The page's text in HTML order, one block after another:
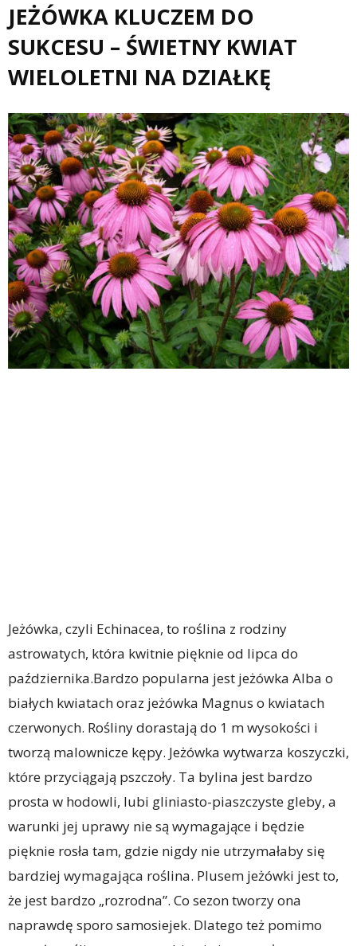
JEŻÓWKA KLUCZEM DO
SUKCESU – ŚWIETNY KWIAT
WIELOLETNI NA DZIAŁKĘ
Jeżówka, czyli Echinacea, to roślina z rodziny
astrowatych, która kwitnie pięknie od lipca do
października.Bardzo popularna jest jeżówka Alba o
białych kwiatach oraz jeżówka Magnus o kwiatach
czerwonych. Rośliny dorastają do 1 m wysokości i
tworzą malownicze kępy. Jeżówka wytwarza koszyczki,
które przyciągają pszczoły. Ta bylina jest bardzo
prosta w hodowli, lubi gliniasto-piaszczyste gleby, a
warunki jej uprawy nie są wymagające i będzie
pięknie rosła tam, gdzie nigdy nie utrzymałaby się
bardziej wymagająca roślina. Plusem jeżówki jest to,
że jest bardzo „rozrodna”. Co sezon tworzy ona
naprawdę sporo samosiejek. Dlatego też pomimo